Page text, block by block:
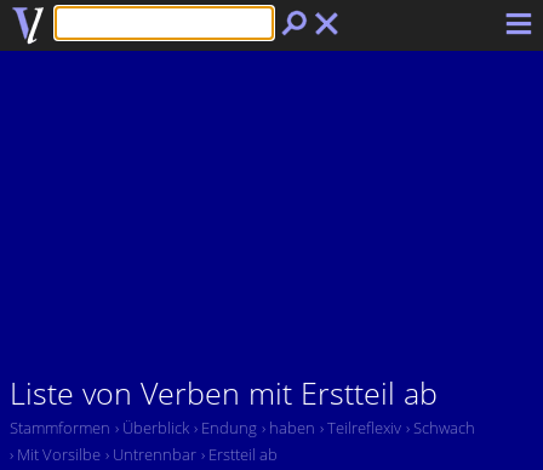
Liste von Verben mit Erstteil ab
Stammformen › Überblick › Endung › haben › Teilreflexiv › Schwach
› Mit Vorsilbe › Untrennbar › Erstteil ab